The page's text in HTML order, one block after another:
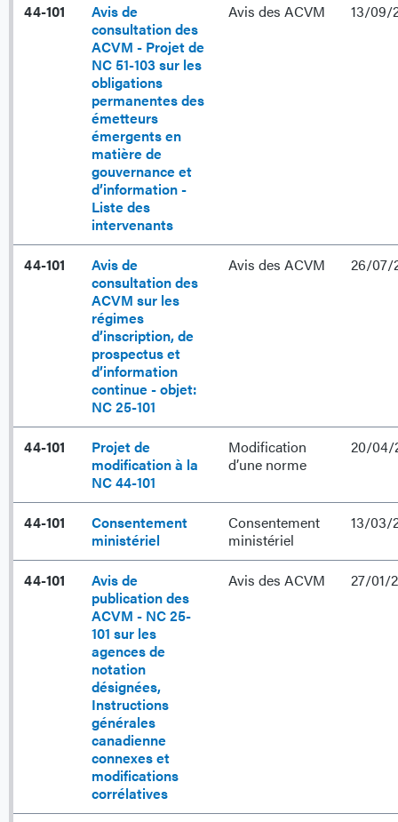
44-101
Avis de
consultation des
ACVM - Projet de
NC 51-103 sur les
obligations
permanentes des
émetteurs
émergents en
matière de
gouvernance et
d’information -
Liste des
intervenants
Avis des ACVM 13/09/
44-101
Avis de
consultation des
ACVM sur les
régimes
d’inscription, de
prospectus et
d’information
continue - objet:
NC 25-101
Avis des ACVM 26/07/
44-101
Projet de
modification à la
NC 44-101
Modification
d’une norme
20/04/
44-101
Consentement
ministériel
Consentement
ministériel
13/03/
44-101
Avis de
publication des
ACVM - NC 25-
101 sur les
agences de
notation
désignées,
Instructions
générales
canadienne
connexes et
modifications
corrélatives
Avis des ACVM 27/01/